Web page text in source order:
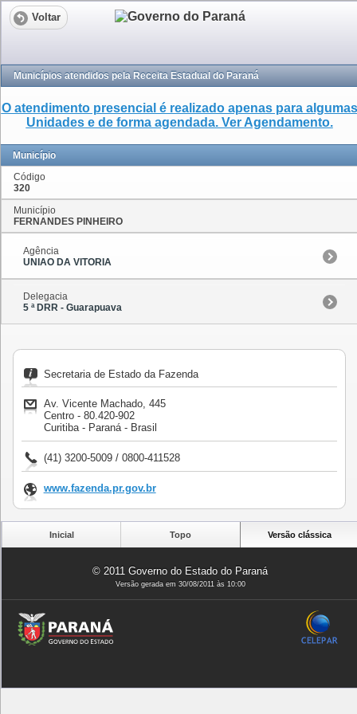
Voltar
Municípios atendidos pela Receita Estadual do Paraná
O atendimento presencial é realizado apenas para algumas
Unidades e de forma agendada. Ver Agendamento.
Município
Código
320
Município
FERNANDES PINHEIRO
Agência
UNIAO DA VITORIA
Delegacia
5 ª DRR - Guarapuava
Secretaria de Estado da Fazenda
Av. Vicente Machado, 445
Centro - 80.420-902
Curitiba - Paraná - Brasil
(41) 3200-5009 / 0800-411528
www.fazenda.pr.gov.br
Inicial Topo Versão clássica
© 2011 Governo do Estado do Paraná
Versão gerada em 30/08/2011 às 10:00